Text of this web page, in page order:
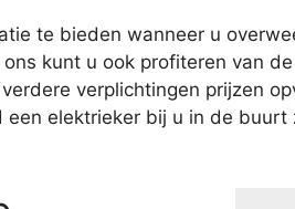
te bieden wanneer u
kunt u ook profiteren van
verplichtingen prijzen
elektrieker bij u in de buurt